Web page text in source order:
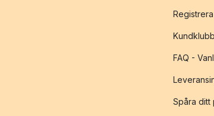
Kundklubb
FAQ -
Spåra ditt